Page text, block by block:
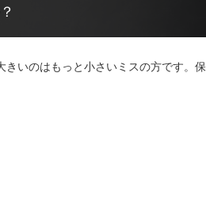
いのはもっと小さいミスの方です。保